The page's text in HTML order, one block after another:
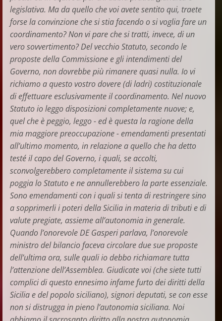
legislativa. Ma da quello che voi avete sentito qui, traete
forse la convinzione che si stia facendo o si voglia fare un
coordinamento? Non vi pare che si tratti, invece, di un
vero sovvertimento? Del vecchio Statuto, secondo le
proposte della Commissione e gli intendimenti del
Governo, non dovrebbe più rimanere quasi nulla. Io vi
richiamo a questo vostro dovere (di ladri) costituzionale
di effettuare esclusivamente il coordinamento. Nel nuovo
Statuto io leggo disposizioni completamente nuove; e,
quel che è peggio, leggo - ed è questa la ragione della
mia maggiore preoccupazione - emendamenti presentati
all’ultimo momento, in relazione a quello che ha detto
testé il capo del Governo, i quali, se accolti,
sconvolgerebbero completamente il sistema su cui
poggia lo Statuto e ne annullerebbero la parte essenziale.
Sono emendamenti con i quali si tenta di restringere sino
a sopprimerli i poteri della Sicilia in materia di tributi e di
valute pregiate, assieme all’autonomia in generale.
Quando l’onorevole DE Gasperi parlava, l’onorevole
ministro del bilancio faceva circolare due sue proposte
dell’ultima ora, sulle quali io debbo richiamare tutta
l’attenzione dell’Assemblea. Giudicate voi (che siete tutti
complici di questo ennesimo infame furto dei diritti della
Sicilia e del popolo siciliano), signori deputati, se con esse
non si distrugga in pieno l’autonomia siciliana. Noi